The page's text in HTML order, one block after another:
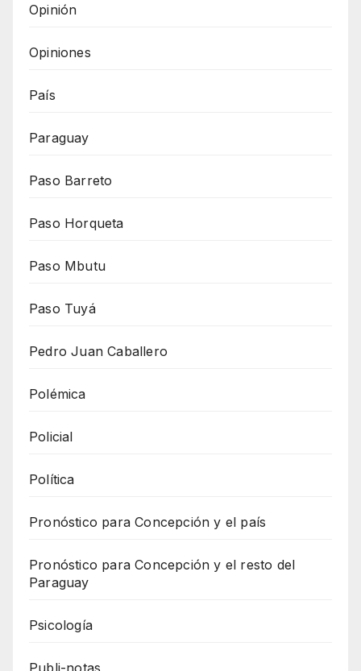
Opinión
Opiniones
País
Paraguay
Paso Barreto
Paso Horqueta
Paso Mbutu
Paso Tuyá
Pedro Juan Caballero
Polémica
Policial
Política
Pronóstico para Concepción y el país
Pronóstico para Concepción y el resto del
Paraguay
Psicología
Publi-notas